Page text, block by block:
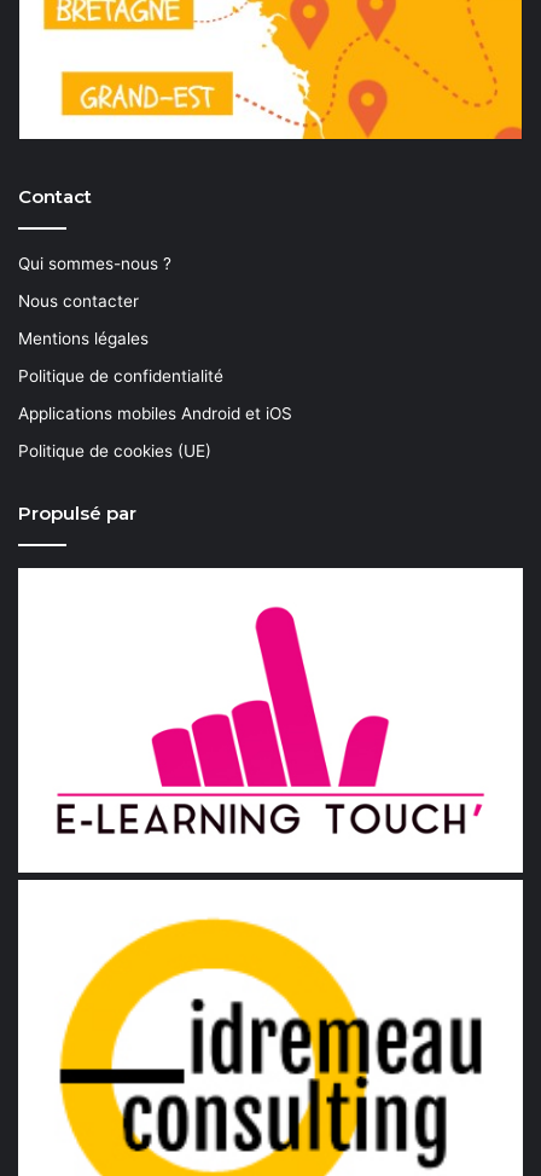
Contact
Qui sommes-nous ?
Nous contacter
Mentions légales
Politique de confidentialité
Applications mobiles Android et iOS
Politique de cookies (UE)
Propulsé par